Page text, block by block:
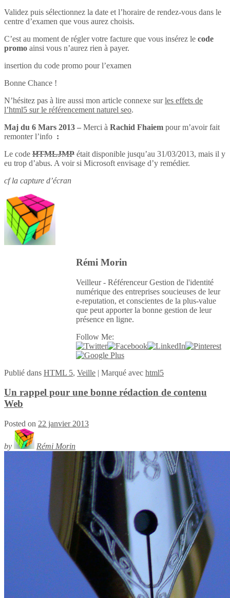
Validez puis sélectionnez la date et l’horaire de rendez-vous dans le
centre d’examen que vous aurez choisis.
C’est au moment de régler votre facture que vous insérez le code
promo ainsi vous n’aurez rien à payer.
insertion du code promo pour l’examen
Bonne Chance !
N’hésitez pas à lire aussi mon article connexe surles effets de
l’html5 sur le référencement naturel seo.
Maj du 6 Mars 2013 – Merci à Rachid Fhaiem pour m’avoir fait
remonter l’info :
Le code HTMLJMP était disponible jusqu’au 31/03/2013, mais il y
eu trop d’abus. A voir si Microsoft envisage d’y remédier.
cf la capture d’écran
Rémi Morin
Veilleur - Référenceur Gestion de l'identité
numérique des entreprises soucieuses de leur
e-reputation, et conscientes de la plus-value
que peut apporter la bonne gestion de leur
présence en ligne.
Follow Me:
Publié dans HTML 5, Veille | Marqué avec html5
Un rappel pour une bonne rédaction de contenu
Web
Posted on 22 janvier 2013
by Rémi Morin